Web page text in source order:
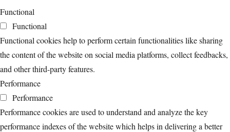
Functional
Functional
Functional cookies help to perform certain functionalities like sharing
the content of the website on social media platforms, collect feedbacks,
and other third-party features.
Performance
Performance
Performance cookies are used to understand and analyze the key
performance indexes of the website which helps in delivering a better